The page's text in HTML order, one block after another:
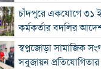
চাঁদপুরে একযোগে ৩১
কর্মকর্তার বদলির
স্বপ্নজোড়া সামাজিক
সবুজায়ন